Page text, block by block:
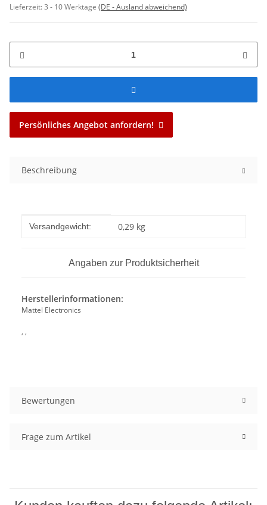
Lieferzeit:3 - 10 Werktage (DE - Ausland abweichend)
Persönliches Angebot anfordern!
Beschreibung
Produkteigenschaft
Wert
Versandgewicht: 0,29 kg
Angaben zur Produktsicherheit
Herstellerinformationen:
Mattel Electronics
, ,
Bewertungen
Frage zum Artikel